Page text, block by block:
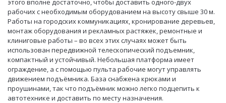
этого вполне достаточно, чтобы доставить одного-двух
рабочих с необходимым оборудованием на высоту свыше 30 м.
Работы на городских коммуникациях, кронирование деревьев,
монтаж оборудования и рекламных растяжек, ремонтные и
клиниговые работы – во всех этих случаях может быть
использован передвижной телескопический подъемник,
компактный и устойчивый. Небольшая платформа имеет
ограждение, а с помощью пульта рабочие могут управлять
движением подъёмника. База снабжена крюками и
проушинами, так что подъёмник можно легко подцепить к
автотехнике и доставить по месту назначения.